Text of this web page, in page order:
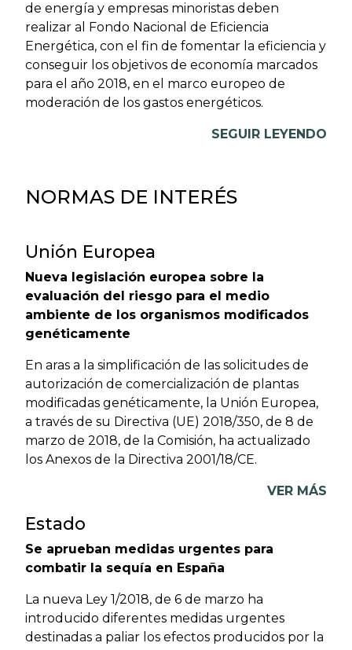
de energía y empresas minoristas deben
realizar al Fondo Nacional de Eficiencia
Energética, con el fin de fomentar la eficiencia y
conseguir los objetivos de economía marcados
para el año 2018, en el marco europeo de
moderación de los gastos energéticos.
SEGUIR LEYENDO
NORMAS DE INTERÉS
Unión Europea
Nueva legislación europea sobre la
evaluación del riesgo para el medio
ambiente de los organismos modificados
genéticamente
En aras a la simplificación de las solicitudes de
autorización de comercialización de plantas
modificadas genéticamente, la Unión Europea,
a través de su Directiva (UE) 2018/350, de 8 de
marzo de 2018, de la Comisión, ha actualizado
los Anexos de la Directiva 2001/18/CE.
VER MÁS
Estado
Se aprueban medidas urgentes para
combatir la sequía en España
La nueva Ley 1/2018, de 6 de marzo ha
introducido diferentes medidas urgentes
destinadas a paliar los efectos producidos por la